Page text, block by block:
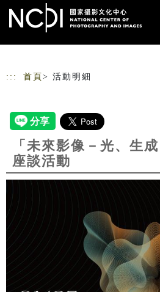
跳到主要內容
網站導覽
::: 首頁 > 活動明細
「未來影像－光、生
座談活動